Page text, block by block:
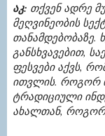
აკ: თქვენ ადრე
მეღვინეობის
თანამდებობაზე.
განსხვავებით,
ფესვები აქვს,
ითვლის. როგორ
ტრადიციული
ახალთან,